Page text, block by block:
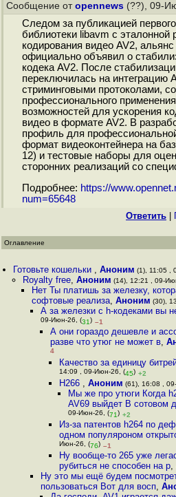
Сообщение от opennews (??), 09-
Следом за публикацией
библиотеки libavm с эталонной
кодирования видео AV2,
официально объявил о
кодека AV2. После
переключилась на интеграцию
стриминговыми протоколами,
профессионального
возможностей для ускорения
видео в формате AV2. В
профиль для
формат видеоконтейнера на
12) и тестовые наборы для
сторонних реализаций со
Подробнее: https://
num=65648
Ответить
Оглавление
Готовьте кошельки ,Аноним (1), 11:05 ,
Royalty free, Аноним (14), 12:21 , 09-
Нет Ты платишь за железку,
софтовые реализа, Аноним (30),
А за железки с h-кодеками вы
09-Июн-26, (31) –1
А они гораздо дешевле и
разве что утюг не может в,
4
Качество за единицу
14:09 , 09-Июн-26, (45) +2
H266 , Аноним (61), 16:08 ,
Мы же про утюги Когда
AV69 выйдет В сотовом
09-Июн-26, (71) +2
Из-за патентов h264 по
одном популяроном
Июн-26, (76) –1
Ну вообще-то 265 уже
рубиться не способен на р,
Ну это мы ещё будем
пользоваться Вот для восп,